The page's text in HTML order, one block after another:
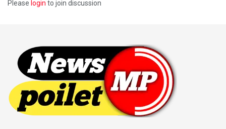
Please login to join discussion